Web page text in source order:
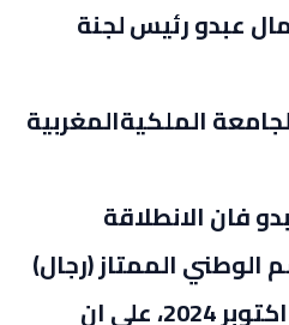
عبدو رئيس لجنة
الملكيةالمغربية
فان الانطلاقة
الوطني الممتاز (رجال)
ستكون يوم السبت12اكتوبر 2024، على ان